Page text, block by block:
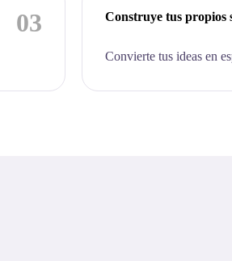
03 Construye tus propios
Convierte tus ideas en